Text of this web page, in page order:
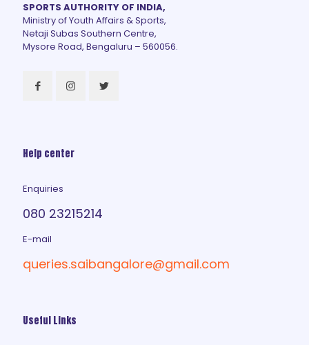
SPORTS AUTHORITY OF INDIA,
Ministry of Youth Affairs & Sports,
Netaji Subas Southern Centre,
Mysore Road, Bengaluru – 560056.
Help center
Enquiries
080 23215214
E-mail
queries.saibangalore@gmail.com
Useful Links